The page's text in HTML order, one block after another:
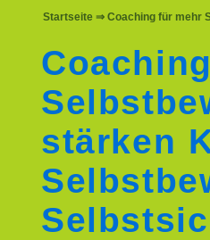
Startseite ⇒ Coaching für mehr
Coaching
stärken